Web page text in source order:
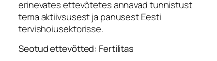
erinevates ettevõtetes annavad tunnistust
tema aktiivsusest ja panusest Eesti
tervishoiusektorisse.
Seotud ettevõtted: Fertilitas